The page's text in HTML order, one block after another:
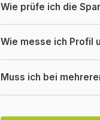
Wie prüfe ich die
Wie messe ich Profil
Muss ich bei